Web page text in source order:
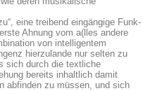
eine treibend eingängige Funk-
Ahnung vom a(lles andere
von intelligentem
hierzulande nur selten zu
sich durch die textliche
bereits inhaltlich damit
abfinden zu müssen, und sich